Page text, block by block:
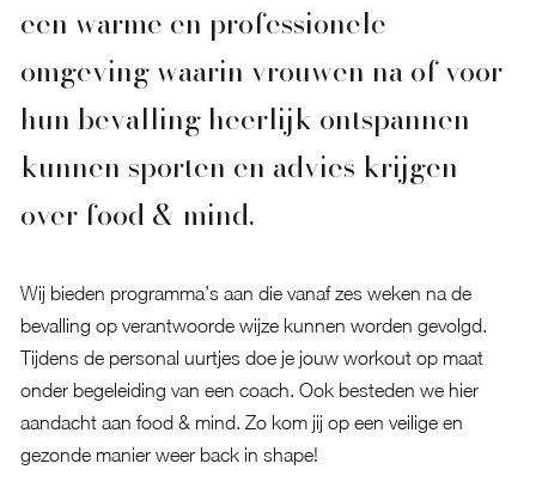
een warme en professionele
omgeving waarin vrouwen na of voor
hun bevalling heerlijk ontspannen
kunnen sporten en advies krijgen
over food & mind.
Wij bieden programma’s aan die vanaf zes weken na de
bevalling op verantwoorde wijze kunnen worden gevolgd.
Tijdens de personal uurtjes doe je jouw workout op maat
onder begeleiding van een coach. Ook besteden we hier
aandacht aan food & mind. Zo kom jij op een veilige en
gezonde manier weer back in shape!